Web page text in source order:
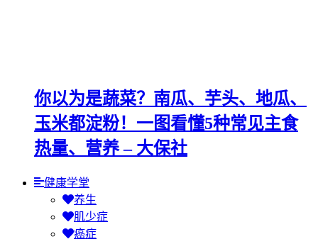
你以为是蔬菜？南瓜、芋头、地瓜、
玉米都淀粉！一图看懂5种常见主食
热量、营养 – 大保社
健康学堂
养生
肌少症
癌症